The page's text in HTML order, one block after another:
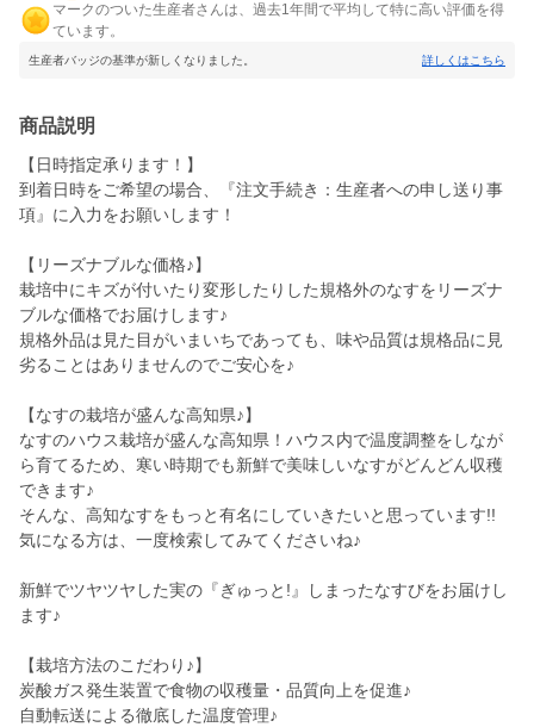
マークのついた生産者さんは、過去1年間で平均して特に高い評価を得
ています。
生産者バッジの基準が新しくなりました。 詳しくはこちら
商品説明
【日時指定承ります！】
到着日時をご希望の場合、『注文手続き：生産者への申し送り事
項』に入力をお願いします！
【リーズナブルな価格♪】
栽培中にキズが付いたり変形したりした規格外のなすをリーズナ
ブルな価格でお届けします♪
規格外品は見た目がいまいちであっても、味や品質は規格品に見
劣ることはありませんのでご安心を♪
【なすの栽培が盛んな高知県♪】
なすのハウス栽培が盛んな高知県！ハウス内で温度調整をしなが
ら育てるため、寒い時期でも新鮮で美味しいなすがどんどん収穫
できます♪
そんな、高知なすをもっと有名にしていきたいと思っています!!
気になる方は、一度検索してみてくださいね♪
新鮮でツヤツヤした実の『ぎゅっと!』しまったなすびをお届けし
ます♪
【栽培方法のこだわり♪】
炭酸ガス発生装置で食物の収穫量・品質向上を促進♪
自動転送による徹底した温度管理♪